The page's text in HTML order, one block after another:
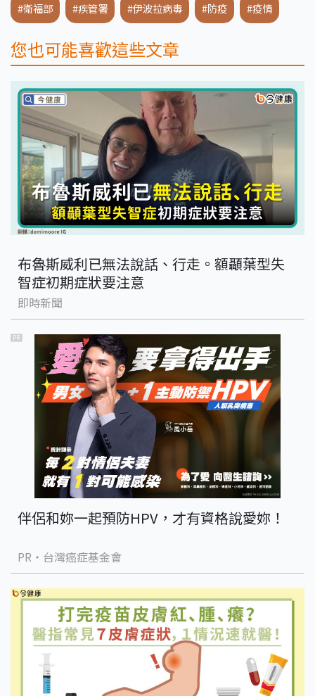
#衛福部 #疾管署 #伊波拉病毒 #防疫 #疫情
您也可能喜歡這些文章
布魯斯威利已無法說話、行走。額顳葉型失
智症初期症狀要注意
即時新聞
PR
伴侶和妳一起預防HPV，才有資格說愛妳！
PR・台灣癌症基金會